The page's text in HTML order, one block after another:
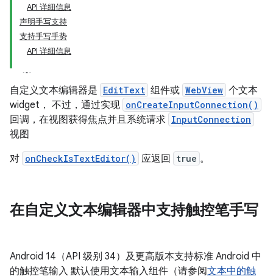
API 详细信息
声明手写支持
支持手写手势
API 详细信息
自定义文本编辑器是 EditText 组件或 WebView 个文本
widget， 不过，通过实现 onCreateInputConnection()
回调，在视图获得焦点并且系统请求 InputConnection
视图
对 onCheckIsTextEditor() 应返回 true 。
在自定义文本编辑器中支持触控笔手写
Android 14（API 级别 34）及更高版本支持标准 Android 中
的触控笔输入 默认使用文本输入组件（请参阅文本中的触